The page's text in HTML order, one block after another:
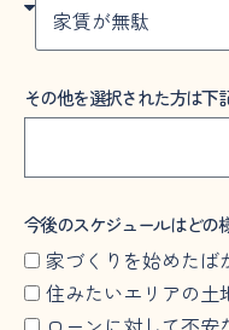
その他を選択された方は下
今後のスケジュールはどの
家づくりを始めたば
住みたいエリアの土